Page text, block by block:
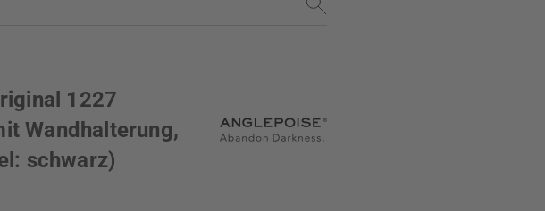
1227
Wandhalterung,
schwarz)